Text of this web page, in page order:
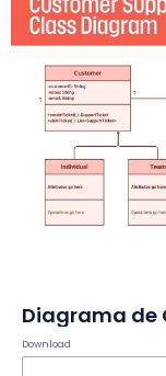
Download